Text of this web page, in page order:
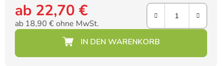
ab 22,70 €
ab 18,90 €ohne MwSt.